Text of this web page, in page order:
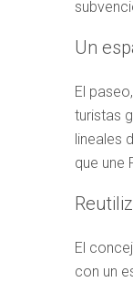
Un
El
turistas
lineales
que une
El
con un